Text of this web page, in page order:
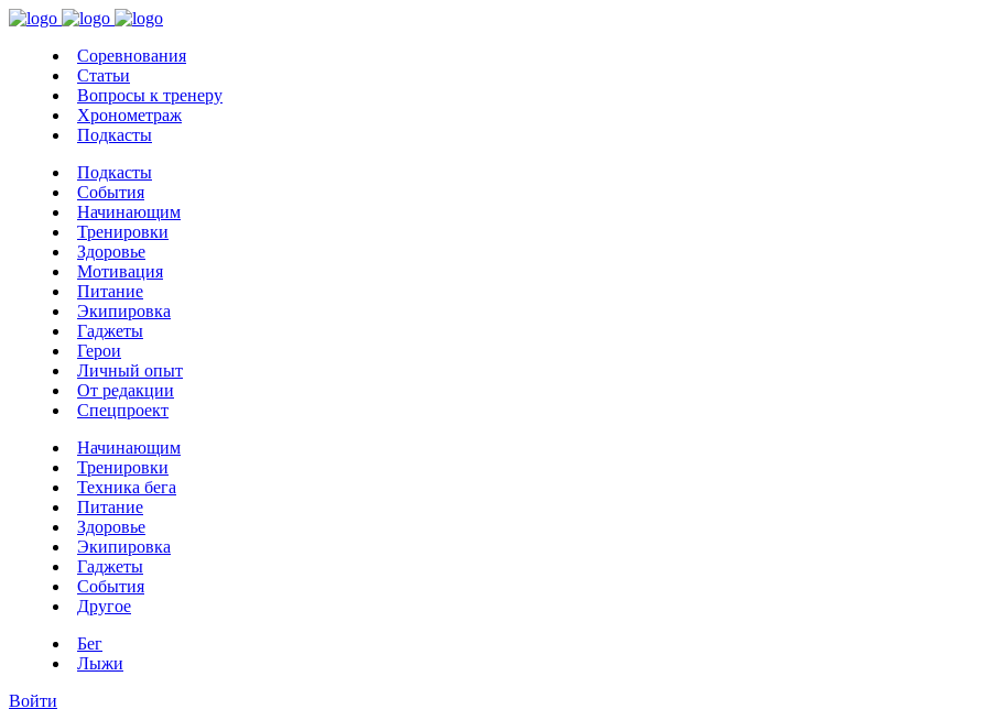
Соревнования
Статьи
Вопросы к тренеру
Хронометраж
Подкасты
Подкасты
События
Начинающим
Тренировки
Здоровье
Мотивация
Питание
Экипировка
Гаджеты
Герои
Личный опыт
От редакции
Спецпроект
Начинающим
Тренировки
Техника бега
Питание
Здоровье
Экипировка
Гаджеты
События
Другое
Бег
Лыжи
Войти